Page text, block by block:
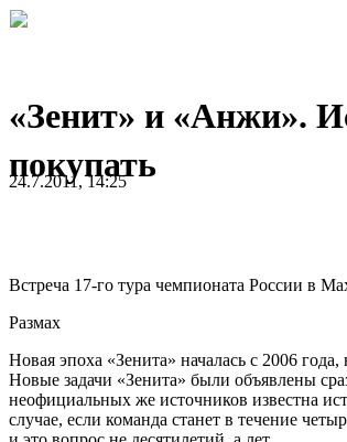
«Зенит» и «Анжи».
покупать
24.7.2011, 14:25
Встреча 17-го тура чемпионата России в
Размах
Новая эпоха «Зенита» началась с 2006
Новые задачи «Зенита» были объявлены
неофициальных же источников известна
случае, если команда станет в течение